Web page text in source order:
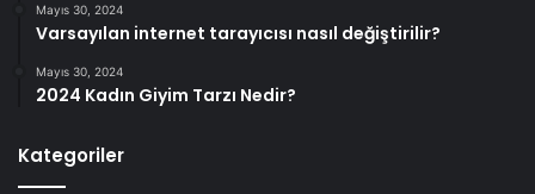
Mayıs 30, 2024
Varsayılan internet tarayıcısı nasıl değiştirilir?
Mayıs 30, 2024
2024 Kadın Giyim Tarzı Nedir?
Kategoriler